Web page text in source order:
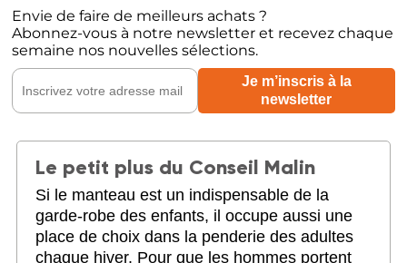
Envie de faire de meilleurs achats ?
Abonnez-vous à notre newsletter et recevez chaque
semaine nos nouvelles sélections.
Le petit plus du Conseil Malin
Si le manteau est un indispensable de la
garde-robe des enfants, il occupe aussi une
place de choix dans la penderie des adultes
chaque hiver. Pour que les hommes portent